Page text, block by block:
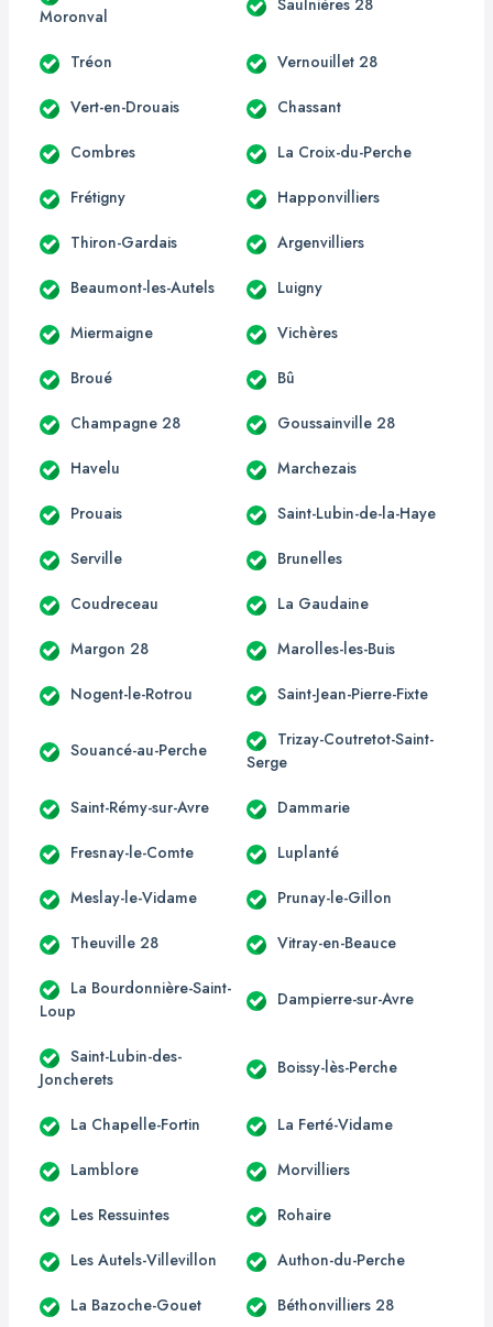
Moronval
Saulnières 28
Tréon Vernouillet 28
Vert-en-Drouais Chassant
Combres La Croix-du-Perche
Frétigny Happonvilliers
Thiron-Gardais Argenvilliers
Beaumont-les-Autels Luigny
Miermaigne Vichères
Broué Bû
Champagne 28 Goussainville 28
Havelu Marchezais
Prouais Saint-Lubin-de-la-Haye
Serville Brunelles
Coudreceau La Gaudaine
Margon 28 Marolles-les-Buis
Nogent-le-Rotrou Saint-Jean-Pierre-Fixte
Souancé-au-Perche
Trizay-Coutretot-Saint-
Serge
Saint-Rémy-sur-Avre Dammarie
Fresnay-le-Comte Luplanté
Meslay-le-Vidame Prunay-le-Gillon
Theuville 28 Vitray-en-Beauce
La Bourdonnière-Saint-
Loup
Dampierre-sur-Avre
Saint-Lubin-des-
Joncherets
Boissy-lès-Perche
La Chapelle-Fortin La Ferté-Vidame
Lamblore Morvilliers
Les Ressuintes Rohaire
Les Autels-Villevillon Authon-du-Perche
La Bazoche-Gouet Béthonvilliers 28